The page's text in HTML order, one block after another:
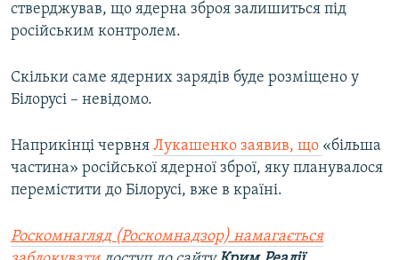
стверджував, що ядерна зброя залишиться під
російським контролем.
Скільки саме ядерних зарядів буде розміщено у
Білорусі – невідомо.
Наприкінці червня Лукашенко заявив, що «більша
частина» російської ядерної зброї, яку планувалося
перемістити до Білорусі, вже в країні.
Роскомнагляд (Роскомнадзор) намагається